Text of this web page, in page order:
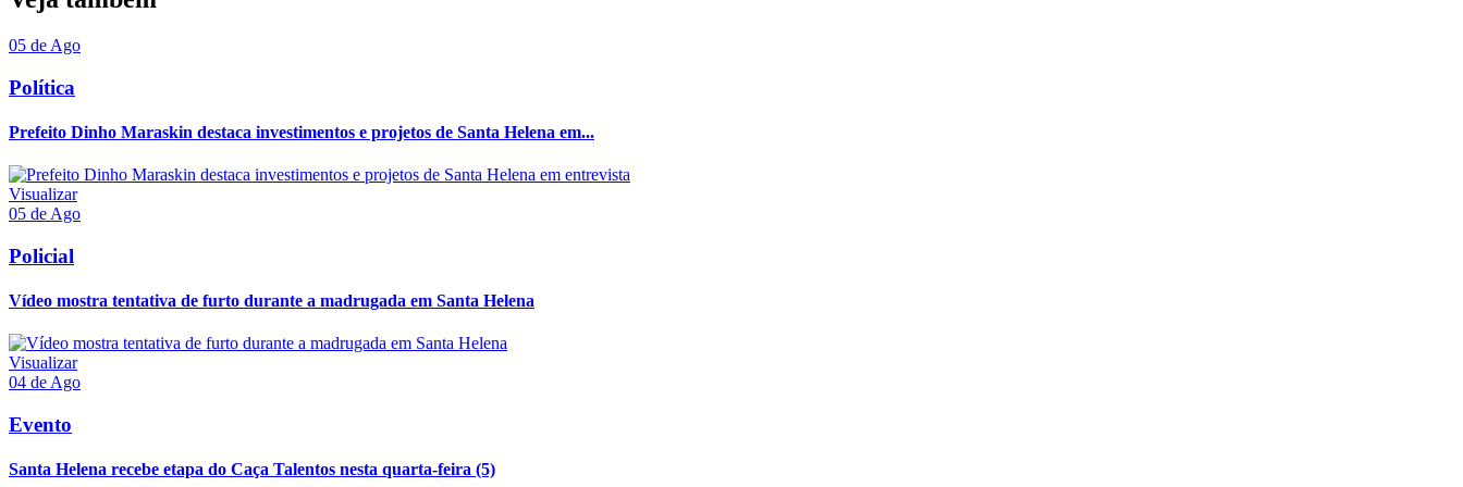
05 de Ago
Política
Prefeito Dinho Maraskin destaca investimentos e projetos de Santa Helena em...
Visualizar
05 de Ago
Policial
Vídeo mostra tentativa de furto durante a madrugada em Santa Helena
Visualizar
04 de Ago
Evento
Santa Helena recebe etapa do Caça Talentos nesta quarta-feira (5)